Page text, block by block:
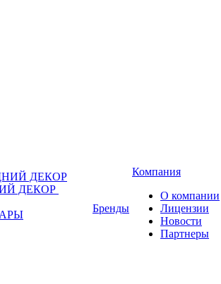
ДЕКОР
Бренды
Компания
О компании
Лицензии
Новости
Партнеры